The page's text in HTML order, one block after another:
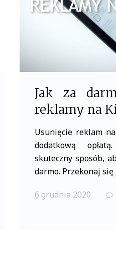
Jak za
reklamy na
Usunięcie reklam
dodatkową
skuteczny sposób,
darmo. Przekonaj się
6 grudnia 2020